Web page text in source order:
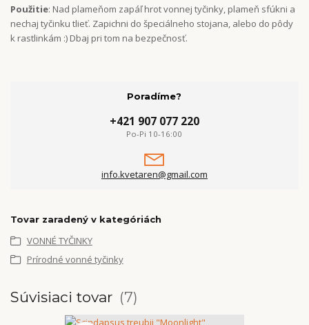
Použitie: Nad plameňom zapáľ hrot vonnej tyčinky, plameň sfúkni a
nechaj tyčinku tlieť. Zapichni do špeciálneho stojana, alebo do pôdy
k rastlinkám :) Dbaj pri tom na bezpečnosť.
Poradíme?
+421 907 077 220
Po-Pi 10-16:00
info.kvetaren@gmail.com
Tovar zaradený v kategóriách
VONNÉ TYČINKY
Prírodné vonné tyčinky
Súvisiaci tovar 7